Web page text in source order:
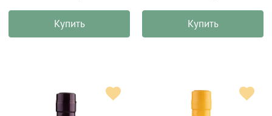
Купить Купить